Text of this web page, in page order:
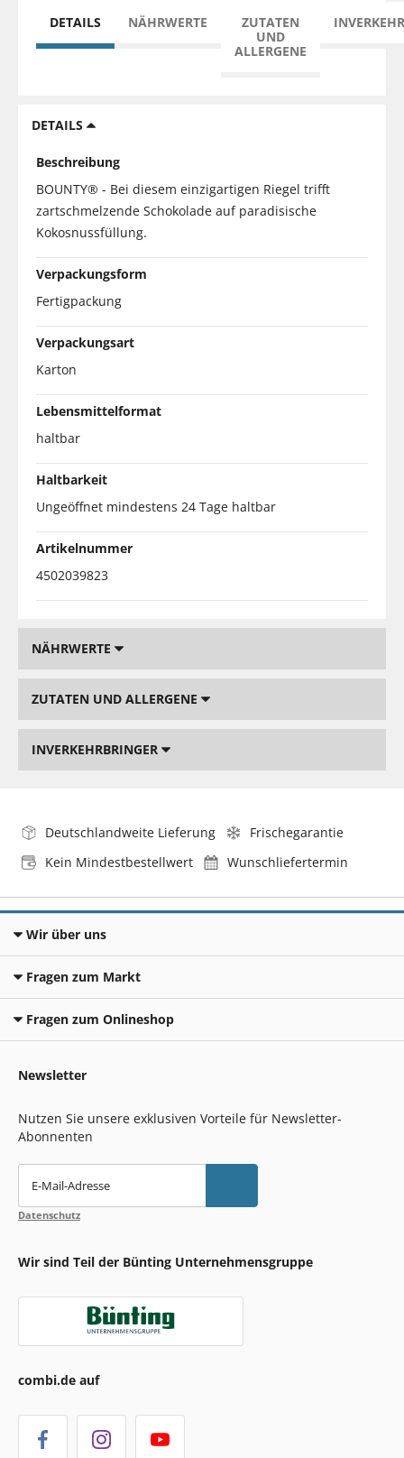
DETAILS NÄHRWERTE
ZUTATEN
UND
ALLERGENE
DETAILS
Beschreibung
BOUNTY® - Bei diesem einzigartigen Riegel trifft
zartschmelzende Schokolade auf paradisische
Kokosnussfüllung.
Verpackungsform
Fertigpackung
Verpackungsart
Karton
Lebensmittelformat
haltbar
Haltbarkeit
Ungeöffnet mindestens 24 Tage haltbar
Artikelnummer
4502039823
NÄHRWERTE
ZUTATEN UND ALLERGENE
INVERKEHRBRINGER
Deutschlandweite Lieferung
Frischegarantie
Kein Mindestbestellwert
Wunschliefertermin
Wir über uns
Fragen zum Markt
Fragen zum Onlineshop
Newsletter
Nutzen Sie unsere exklusiven Vorteile für Newsletter-
Abonnenten
E-Mail-Adresse
Datenschutz
Wir sind Teil der Bünting Unternehmensgruppe
combi.de auf